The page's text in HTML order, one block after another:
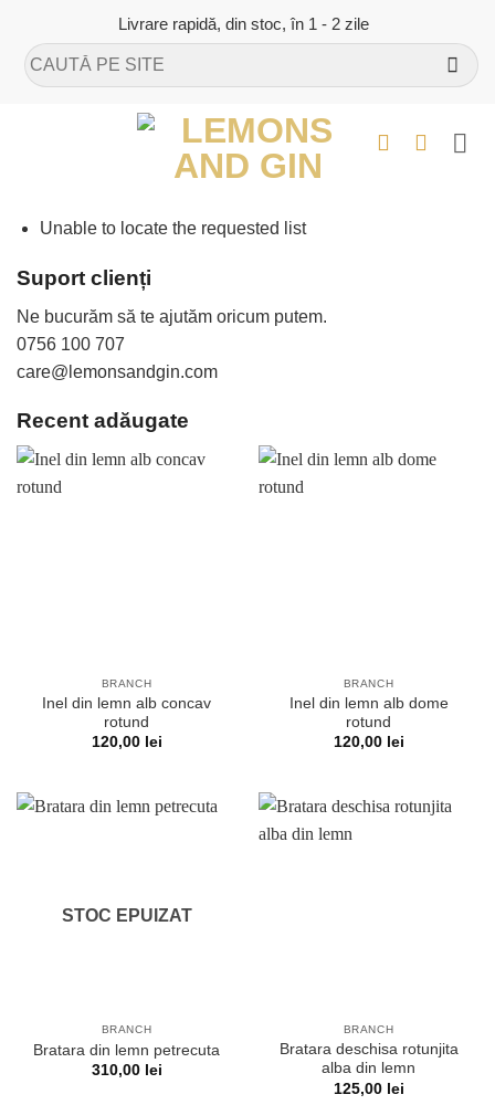
content
Livrare rapidă, din stoc, în 1 - 2 zile
Caută
după:
Unable to locate the requested list
Suport clienți
Ne bucurăm să te ajutăm oricum putem.
0756 100 707
care@lemonsandgin.com
Recent adăugate
BRANCH
Inel din lemn alb concav
rotund
120,00 lei
BRANCH
Inel din lemn alb dome
rotund
120,00 lei
STOC EPUIZAT
BRANCH
Bratara din lemn petrecuta
310,00 lei
BRANCH
Bratara deschisa rotunjita
alba din lemn
125,00 lei